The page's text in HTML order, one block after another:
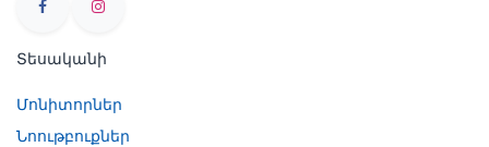
Տեսականի
Մոնիտորներ
Նոութբուքներ